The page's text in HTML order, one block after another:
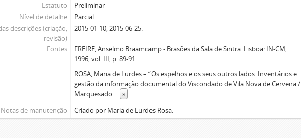
Estatuto
Preliminar
Nível de detalhe
Parcial
descrições (criação;
revisão)
2015-01-10; 2015-06-25.
Fontes
FREIRE, Anselmo Braamcamp - Brasões da Sala de Sintra. Lisboa: IN-CM,
1996, vol. III, p. 89-91.
ROSA, Maria de Lurdes – “Os espelhos e os seus outros lados. Inventários e
gestão da informação documental do Viscondado de Vila Nova de Cerveira /
Marquesado ... »
Notas de manutenção
Criado por Maria de Lurdes Rosa.